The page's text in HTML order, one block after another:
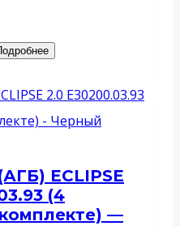
ECLIPSE
(4
—